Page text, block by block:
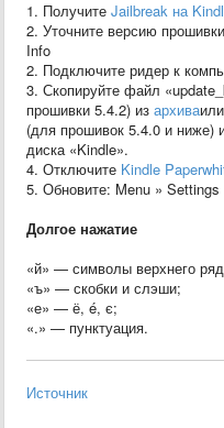
1. Получите Jailbreak на
2. Уточните версию
Info
2. Подключите ридер к
3. Скопируйте файл
прошивки 5.4.2) из архива
(для прошивок 5.4.0 и ниже)
диска «Kindle».
4. Отключите Kindle
5. Обновите: Menu »
Долгое нажатие
«й» — символы верхнего
«ъ» — скобки и слэши;
«е» — ё, é, є;
«.» — пунктуация.
Источник